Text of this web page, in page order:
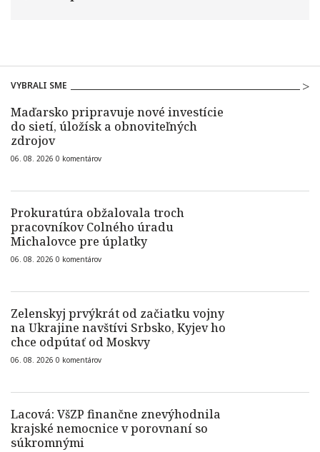
VYBRALI SME
Maďarsko pripravuje nové investície
do sietí, úložísk a obnoviteľných
zdrojov
06. 08. 2026 0 komentárov
Prokuratúra obžalovala troch
pracovníkov Colného úradu
Michalovce pre úplatky
06. 08. 2026 0 komentárov
Zelenskyj prvýkrát od začiatku vojny
na Ukrajine navštívi Srbsko, Kyjev ho
chce odpútať od Moskvy
06. 08. 2026 0 komentárov
Lacová: VšZP finančne znevýhodnila
krajské nemocnice v porovnaní so
súkromnými